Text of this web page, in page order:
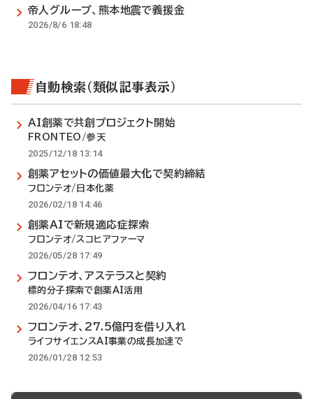
帝人グループ、熊本地震で義援金
2026/8/6 18:48
自動検索（類似記事表示）
AI創薬で共創プロジェクト開始
FRONTEO/参天
2025/12/18 13:14
創薬アセットの価値最大化で契約締結
フロンテオ/日本化薬
2026/02/18 14:46
創薬AIで新規適応症探索
フロンテオ/スコヒアファーマ
2026/05/28 17:49
フロンテオ、アステラスと契約
標的分子探索で創薬AI活用
2026/04/16 17:43
フロンテオ、27.5億円を借り入れ
ライフサイエンスAI事業の成長加速で
2026/01/28 12:53